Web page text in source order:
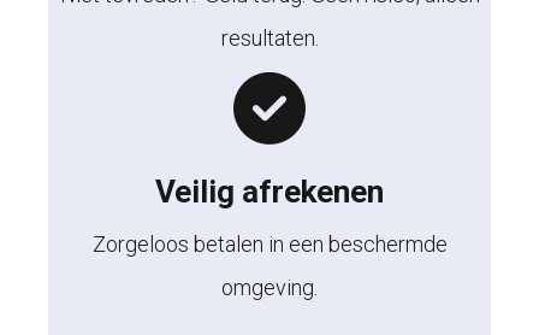
resultaten.
Veilig afrekenen
Zorgeloos betalen in een beschermde
omgeving.